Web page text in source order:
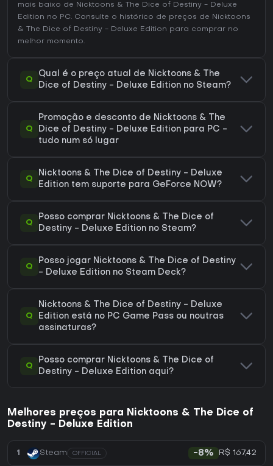
mais baixo de Nicktoons & The Dice of Destiny - Deluxe
Edition no PC. Consulte o histórico de preços de Nicktoons
& The Dice of Destiny - Deluxe Edition para comprar no
melhor momento.
Q
Qual é o preço atual de Nicktoons & The
Dice of Destiny - Deluxe Edition no Steam?
Q
Promoção e desconto de Nicktoons & The
Dice of Destiny - Deluxe Edition para PC -
tudo num só lugar
Q
Nicktoons & The Dice of Destiny - Deluxe
Edition tem suporte para GeForce NOW?
Q
Posso comprar Nicktoons & The Dice of
Destiny - Deluxe Edition no Steam?
Q
Posso jogar Nicktoons & The Dice of Destiny
- Deluxe Edition no Steam Deck?
Q
Nicktoons & The Dice of Destiny - Deluxe
Edition está no PC Game Pass ou noutras
assinaturas?
Q
Posso comprar Nicktoons & The Dice of
Destiny - Deluxe Edition aqui?
Melhores preços para Nicktoons & The Dice of
Destiny - Deluxe Edition
1 Steam OFFICIAL -8% R$ 167,42